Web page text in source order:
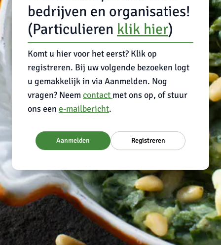
bedrijven en organisaties!
(Particulieren klik hier)
Komt u hier voor het eerst? Klik op
registreren. Bij uw volgende bezoeken logt
u gemakkelijk in via Aanmelden. Nog
vragen? Neemcontact met ons op, of stuur
ons een e-mailbericht.
Aanmelden Registreren